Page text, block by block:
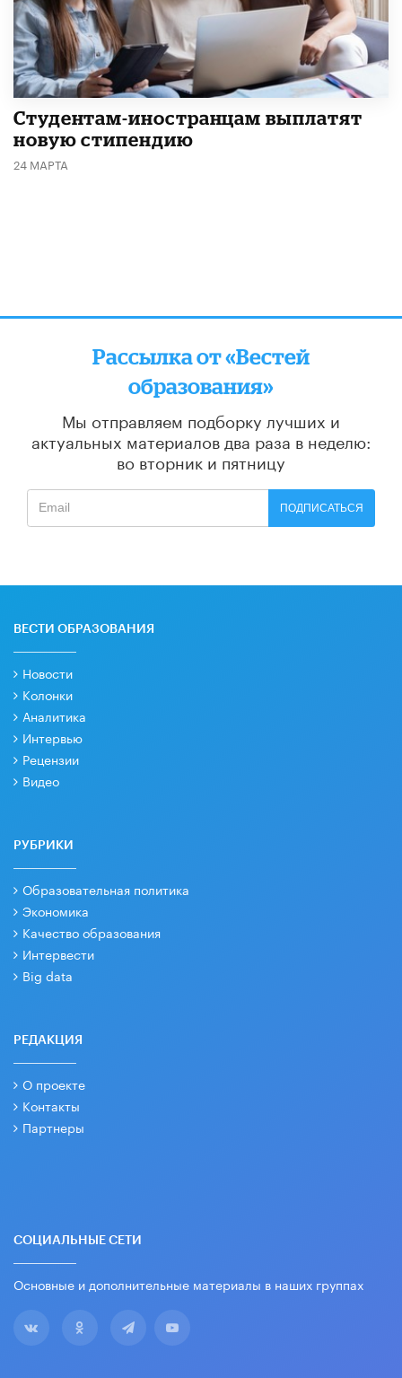
Студентам-иностранцам выплатят
новую стипендию
24 МАРТА
Рассылка от «Вестей
образования»
Мы отправляем подборку лучших и
актуальных материалов два раза в неделю:
во вторник и пятницу
ПОДПИСАТЬСЯ
ВЕСТИ ОБРАЗОВАНИЯ
Новости
Колонки
Аналитика
Интервью
Рецензии
Видео
РУБРИКИ
Образовательная политика
Экономика
Качество образования
Интервести
Big data
РЕДАКЦИЯ
О проекте
Контакты
Партнеры
СОЦИАЛЬНЫЕ СЕТИ
Основные и дополнительные материалы в наших группах